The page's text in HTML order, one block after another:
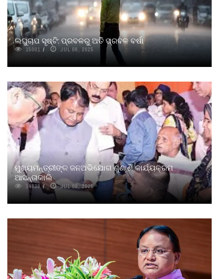
ଲଘୁଚାପ ସୃଷ୍ଟି: ପ୍ରବଳରୁ ଅତି ପ୍ରବଳ ବର୍ଷା
15001 JUL 06, 2025
ମୁଖ୍ୟମନ୍ତ୍ରୀଙ୍କ ଜନଅଭିଯୋଗ ଶୁଣାଣି କାର୍ଯ୍ୟକ୍ରମ
ଆସନ୍ତାକାଲି
14838 JUL 06, 2025